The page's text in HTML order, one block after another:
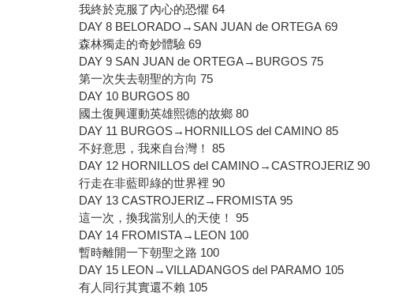
我終於克服了內心的恐懼 64
DAY 8 BELORADO→SAN JUAN de ORTEGA 69
森林獨走的奇妙體驗 69
DAY 9 SAN JUAN de ORTEGA→BURGOS 75
第一次失去朝聖的方向 75
DAY 10 BURGOS 80
國土復興運動英雄熙德的故鄉 80
DAY 11 BURGOS→HORNILLOS del CAMINO 85
不好意思，我來自台灣！ 85
DAY 12 HORNILLOS del CAMINO→CASTROJERIZ 90
行走在非藍即綠的世界裡 90
DAY 13 CASTROJERIZ→FROMISTA 95
這一次，換我當別人的天使！ 95
DAY 14 FROMISTA→LEON 100
暫時離開一下朝聖之路 100
DAY 15 LEON→VILLADANGOS del PARAMO 105
有人同行其實還不賴 105